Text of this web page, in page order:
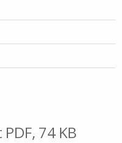
74 KB